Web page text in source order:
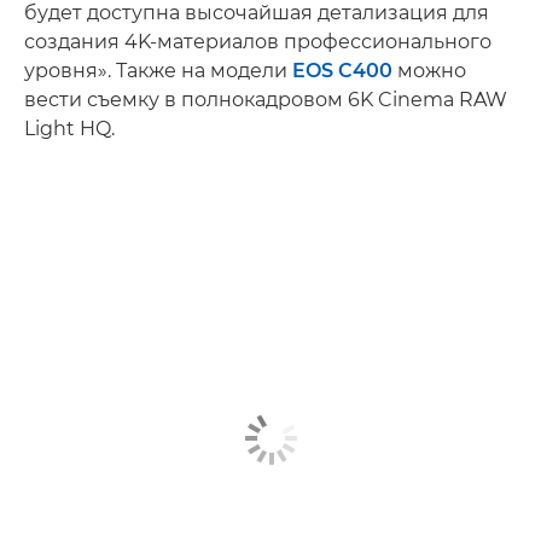
будет доступна высочайшая детализация для
создания 4K-материалов профессионального
уровня». Также на модели EOS C400 можно
вести съемку в полнокадровом 6K Cinema RAW
Light HQ.